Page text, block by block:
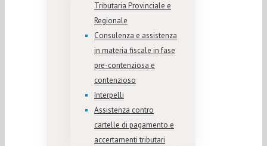
Tributaria Provinciale e
Regionale
Consulenza e assistenza
in materia fiscale in fase
pre-contenziosa e
contenzioso
Interpelli
Assistenza contro
cartelle di pagamento e
accertamenti tributari